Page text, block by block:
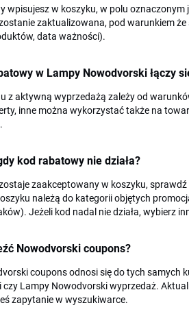
wpisujesz w koszyku, w polu
zaktualizowana, pod warunkiem
data ważności).
w Lampy Nowodvorski łączy
z aktywną wyprzedażą zależy od
inne można wykorzystać także na
kod rabatowy nie działa?
zaakceptowany w koszyku,
należą do kategorii objętych
Jeżeli kod nadal nie działa, wybierz
Nowodvorski coupons?
coupons odnosi się do tych
czy Lampy Nowodvorski wyprzedaż.
zapytanie w wyszukiwarce.